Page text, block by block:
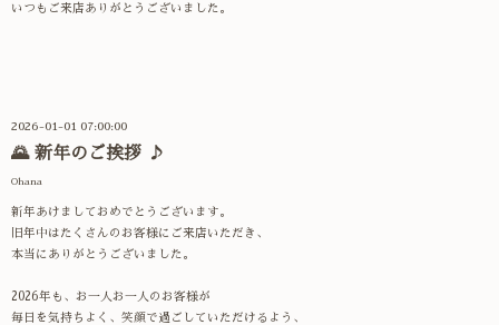
いつもご来店ありがとうございました。
2026-01-01 07:00:00
🌄 新年のご挨拶 ♪
Ohana
新年あけましておめでとうございます。
旧年中はたくさんのお客様にご来店いただき、
本当にありがとうございました。
2026年も、お一人お一人のお客様が
毎日を気持ちよく、笑顔で過ごしていただけるよう、